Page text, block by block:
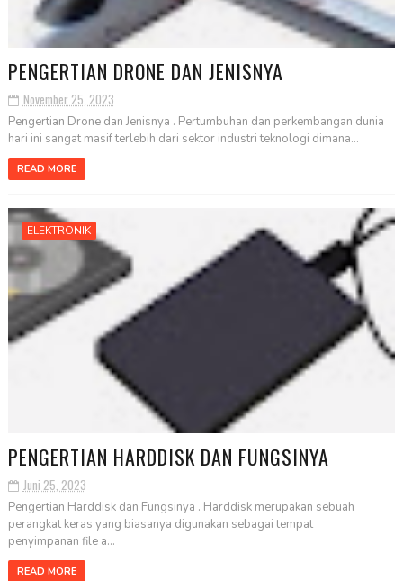
PENGERTIAN DRONE DAN JENISNYA
November 25, 2023
Pengertian Drone dan Jenisnya . Pertumbuhan dan perkembangan dunia
hari ini sangat masif terlebih dari sektor industri teknologi dimana...
READ MORE
ELEKTRONIK
PENGERTIAN HARDDISK DAN FUNGSINYA
Juni 25, 2023
Pengertian Harddisk dan Fungsinya . Harddisk merupakan sebuah
perangkat keras yang biasanya digunakan sebagai tempat
penyimpanan file a...
READ MORE